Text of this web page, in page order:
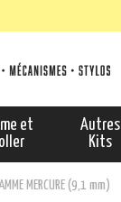
et
Autres
Kits
MERCURE (9,1 mm)